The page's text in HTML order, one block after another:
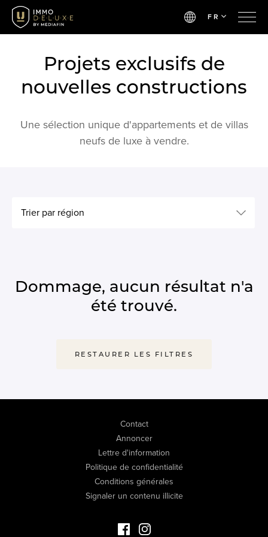
FR
Projets exclusifs de
nouvelles constructions
Une sélection unique d'appartements et de villas
neufs de luxe à vendre.
Trier par région
Dommage, aucun résultat n'a
été trouvé.
RESTAURER LES FILTRES
Contact
Annoncer
Lettre d'information
Politique de confidentialité
Conditions générales
Signaler un contenu illicite
Facebook Immo de Luxe
Instagram Immo de Luxe